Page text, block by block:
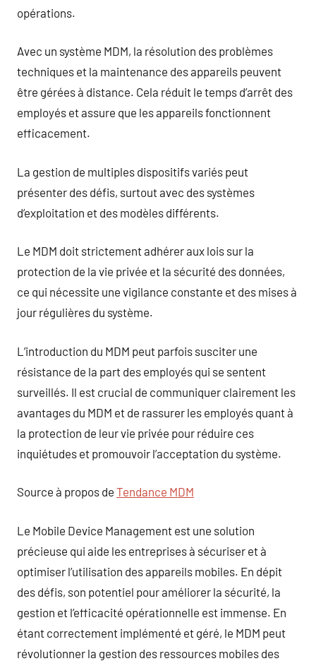
opérations.
Avec un système MDM, la résolution des problèmes
techniques et la maintenance des appareils peuvent
être gérées à distance. Cela réduit le temps d’arrêt des
employés et assure que les appareils fonctionnent
efficacement.
La gestion de multiples dispositifs variés peut
présenter des défis, surtout avec des systèmes
d’exploitation et des modèles différents.
Le MDM doit strictement adhérer aux lois sur la
protection de la vie privée et la sécurité des données,
ce qui nécessite une vigilance constante et des mises à
jour régulières du système.
L’introduction du MDM peut parfois susciter une
résistance de la part des employés qui se sentent
surveillés. Il est crucial de communiquer clairement les
avantages du MDM et de rassurer les employés quant à
la protection de leur vie privée pour réduire ces
inquiétudes et promouvoir l’acceptation du système.
Source à propos de Tendance MDM
Le Mobile Device Management est une solution
précieuse qui aide les entreprises à sécuriser et à
optimiser l’utilisation des appareils mobiles. En dépit
des défis, son potentiel pour améliorer la sécurité, la
gestion et l’efficacité opérationnelle est immense. En
étant correctement implémenté et géré, le MDM peut
révolutionner la gestion des ressources mobiles des